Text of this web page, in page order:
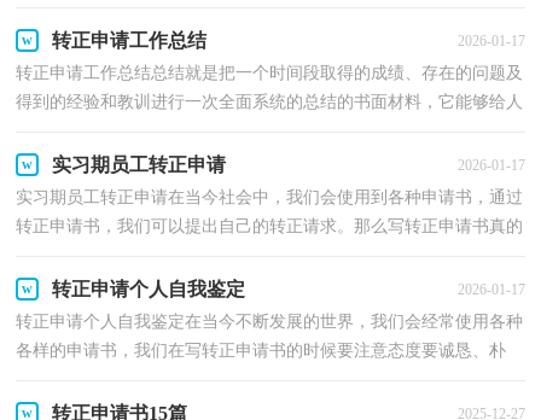
转正申请工作总结 2026-01-17
转正申请工作总结总结就是把一个时间段取得的成绩、存在的问题及
得到的经验和教训进行一次全面系统的总结的书面材料，它能够给人
实习期员工转正申请 2026-01-17
实习期员工转正申请在当今社会中，我们会使用到各种申请书，通过
转正申请书，我们可以提出自己的转正请求。那么写转正申请书真的
转正申请个人自我鉴定 2026-01-17
转正申请个人自我鉴定在当今不断发展的世界，我们会经常使用各种
各样的申请书，我们在写转正申请书的时候要注意态度要诚恳、朴
转正申请书15篇 2025-12-27